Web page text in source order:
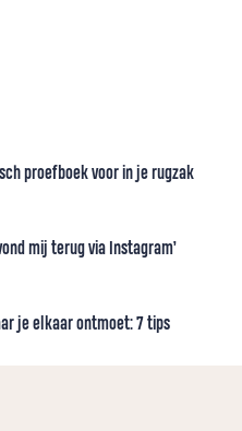
proefboek voor in je rugzak
mij terug via Instagram’
je elkaar ontmoet: 7 tips